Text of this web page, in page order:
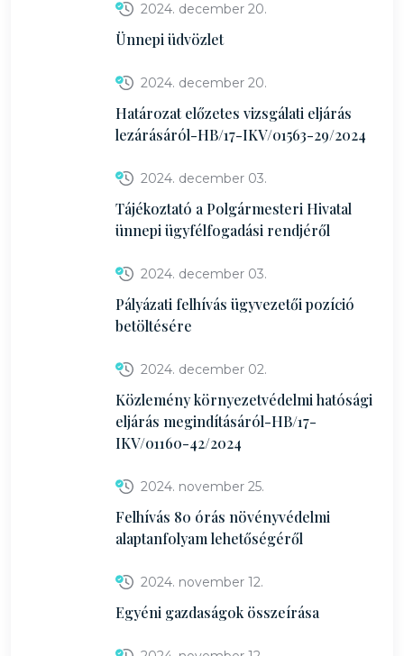
2024. december 20.
Ünnepi üdvözlet
2024. december 20.
Határozat előzetes vizsgálati eljárás
lezárásáról-HB/17-IKV/01563-29/2024
2024. december 03.
Tájékoztató a Polgármesteri Hivatal
ünnepi ügyfélfogadási rendjéről
2024. december 03.
Pályázati felhívás ügyvezetői pozíció
betöltésére
2024. december 02.
Közlemény környezetvédelmi hatósági
eljárás megindításáról-HB/17-
IKV/01160-42/2024
2024. november 25.
Felhívás 80 órás növényvédelmi
alaptanfolyam lehetőségéről
2024. november 12.
Egyéni gazdaságok összeírása